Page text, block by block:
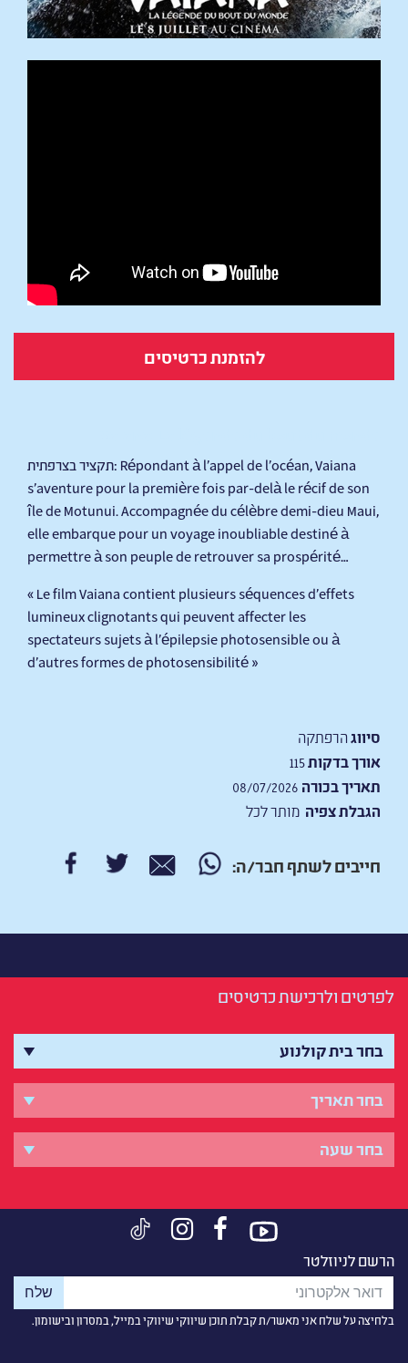
להזמנת כרטיסים
תקציר בצרפתית: Répondant à l’appel de l’océan, Vaiana
s’aventure pour la première fois par-delà le récif de son
île de Motunui. Accompagnée du célèbre demi-dieu Maui,
elle embarque pour un voyage inoubliable destiné à
permettre à son peuple de retrouver sa prospérité…
« Le film Vaiana contient plusieurs séquences d'effets
lumineux clignotants qui peuvent affecter les
spectateurs sujets à l'épilepsie photosensible ou à
d'autres formes de photosensibilité »
סיווגהרפתקה
אורך בדקות
תאריך בכורה
הגבלת צפיה מותר לכל
חייבים לשתף חבר/ה:
לפרטים ולרכישת כרטיסים
הרשם לניוזלטר
בלחיצה על שלח אני מאשר/ת קבלת תוכן שיווקי שיווקי במייל, במסרון ובישומון.